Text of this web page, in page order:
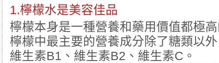
1.檸檬水是美容佳品
檸檬本身是一種營養和藥用價值都極
檸檬中最主要的營養成分除了糖類以
維生素B1、維生素B2、維生素C。